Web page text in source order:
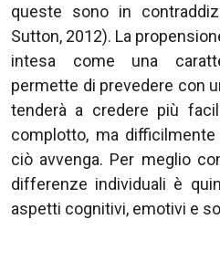
queste sono in
Sutton, 2012). La
intesa come una
permette di prevedere con
tenderà a credere più
complotto, ma
ciò avvenga. Per meglio
differenze individuali è
aspetti cognitivi, emotivi e